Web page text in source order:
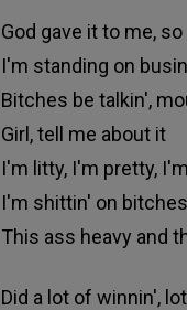
God gave it to me,
I'm standing on
Bitches be talkin',
Girl, tell me about it
I'm litty, I'm pretty,
I'm shittin' on
This ass heavy and
Did a lot of winnin',